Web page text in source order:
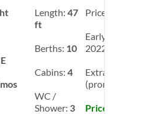
Length: 47
ft
Berths: 10
Cabins: 4
WC /
Shower: 3
Price:
Early Booking
2022: -15.00%
Extra
(promo A): -
Price: